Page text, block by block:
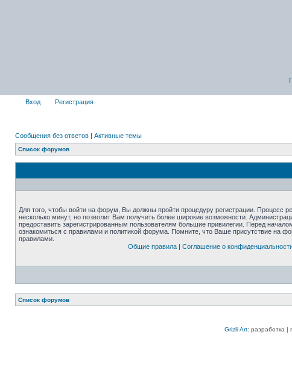
Вход Регистрация
Сообщения без ответов | Активные темы
Список форумов
Для того, чтобы войти на форум, Вы должны пройти процедуру регистрации. Процесс
несколько минут, но позволит Вам получить более широкие возможности.
предоставить зарегистрированным пользователям большие привилегии. Перед
ознакомиться с правилами и политикой форума. Помните, что Ваше присутствие на
правилами.
Общие правила| Соглашение о
Список форумов
Grizli-Art: разработка |